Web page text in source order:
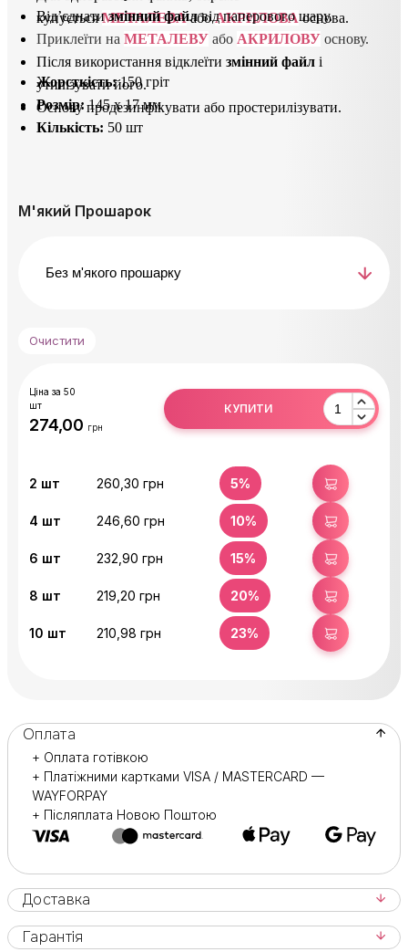
купуєтьсяМЕТАЛЕВАабоАКРИЛОВАоснова.
Від’єднатизмінний файлвід паперового шару.
Приклеїти на МЕТАЛЕВУ або АКРИЛОВУ основу.
Після використання відклеїти змінний файл і
утилізувати його.
Основу продезинфікувати або простерилізувати.
Жорсткість:150 гріт
Розмір:145 х 17 мм
Кількість: 50 шт
М'який Прошарок
Очистити
Ціна за 50
шт
грн
КУПИТИ
2 шт 260,30 грн 5% КУПИТИ
4 шт 246,60 грн 10% КУПИТИ
6 шт 232,90 грн 15% КУПИТИ
8 шт 219,20 грн 20% КУПИТИ
10 шт 210,98 грн 23% КУПИТИ
Оплата
+ Оплата готівкою
+ Платіжними картками VISA / MASTERCARD —
WAYFORPAY
+ Післяплата Новою Поштою
Доставка
Гарантія